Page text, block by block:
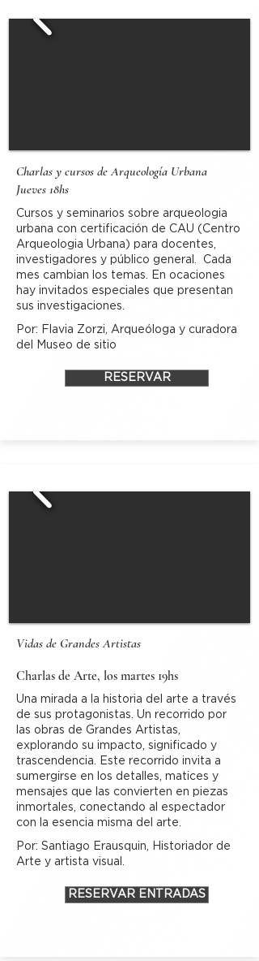
Charlas y cursos de Arqueología Urbana
Jueves 18hs
Cursos y seminarios sobre arqueologia
urbana con certificación de CAU (Centro
Arqueologia Urbana) para docentes,
investigadores y público general. Cada
mes cambian los temas. En ocaciones
hay invitados especiales que presentan
sus investigaciones.
Por: Flavia Zorzi, Arqueóloga y curadora
del Museo de sitio
RESERVAR
Vidas de Grandes Artistas
Charlas de Arte, los martes 19hs
Una mirada a la historia del arte a través
de sus protagonistas. Un recorrido por
las obras de Grandes Artistas,
explorando su impacto, significado y
trascendencia. Este recorrido invita a
sumergirse en los detalles, matices y
mensajes que las convierten en piezas
inmortales, conectando al espectador
con la esencia misma del arte.
Por: Santiago Erausquin, Historiador de
Arte y artista visual.
RESERVAR ENTRADAS